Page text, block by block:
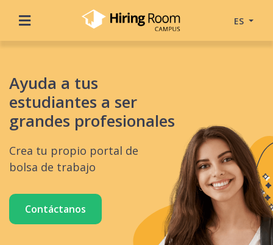
ES
Ayuda a tus
estudiantes a ser
grandes profesionales
Crea tu propio portal de
bolsa de trabajo
Contáctanos